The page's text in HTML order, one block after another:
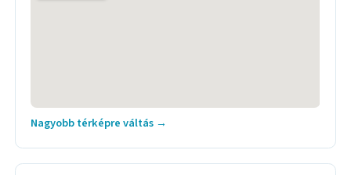
Nagyobb térképre váltás →